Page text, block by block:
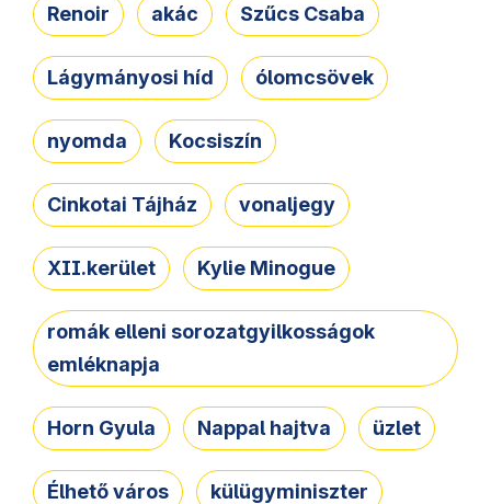
Renoir akác Szűcs Csaba
Lágymányosi híd ólomcsövek
nyomda Kocsiszín
Cinkotai Tájház vonaljegy
XII.kerület Kylie Minogue
romák elleni sorozatgyilkosságok
emléknapja
Horn Gyula Nappal hajtva üzlet
Élhető város külügyminiszter